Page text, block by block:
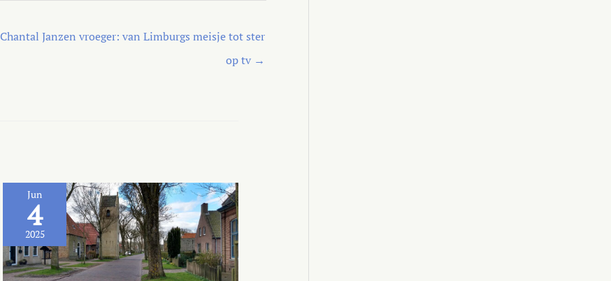
Chantal Janzen vroeger: van Limburgs meisje tot ster
op tv →
Jun
4
2025